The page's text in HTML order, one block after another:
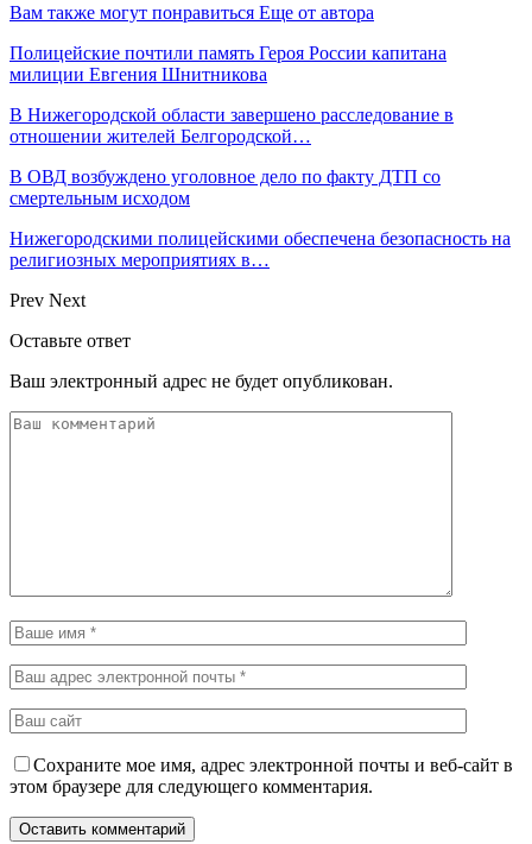
Вам также могут понравиться Еще от автора
Полицейские почтили память Героя России капитана
милиции Евгения Шнитникова
В Нижегородской области завершено расследование в
отношении жителей Белгородской…
В ОВД возбуждено уголовное дело по факту ДТП со
смертельным исходом
Нижегородскими полицейскими обеспечена безопасность на
религиозных мероприятиях в…
Prev Next
Оставьте ответ
Ваш электронный адрес не будет опубликован.
Сохраните мое имя, адрес электронной почты и веб-сайт в
этом браузере для следующего комментария.